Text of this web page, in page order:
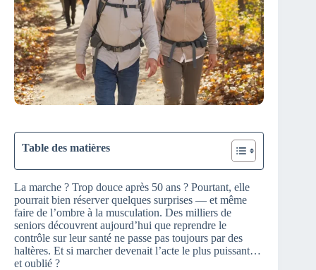
Table des matières
La marche ? Trop douce après 50 ans ? Pourtant, elle
pourrait bien réserver quelques surprises — et même
faire de l’ombre à la musculation. Des milliers de
seniors découvrent aujourd’hui que reprendre le
contrôle sur leur santé ne passe pas toujours par des
haltères. Et si marcher devenait l’acte le plus puissant…
et oublié ?